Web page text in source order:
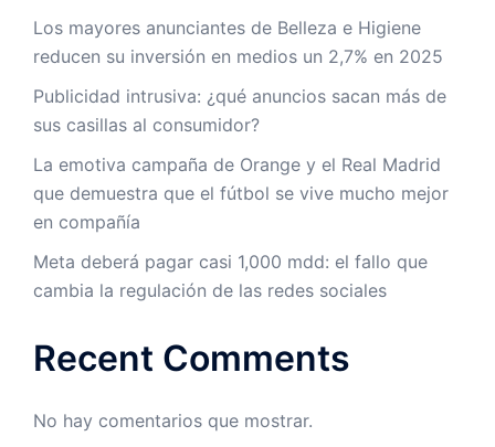
Los mayores anunciantes de Belleza e Higiene
reducen su inversión en medios un 2,7% en 2025
Publicidad intrusiva: ¿qué anuncios sacan más de
sus casillas al consumidor?
La emotiva campaña de Orange y el Real Madrid
que demuestra que el fútbol se vive mucho mejor
en compañía
Meta deberá pagar casi 1,000 mdd: el fallo que
cambia la regulación de las redes sociales
Recent Comments
No hay comentarios que mostrar.